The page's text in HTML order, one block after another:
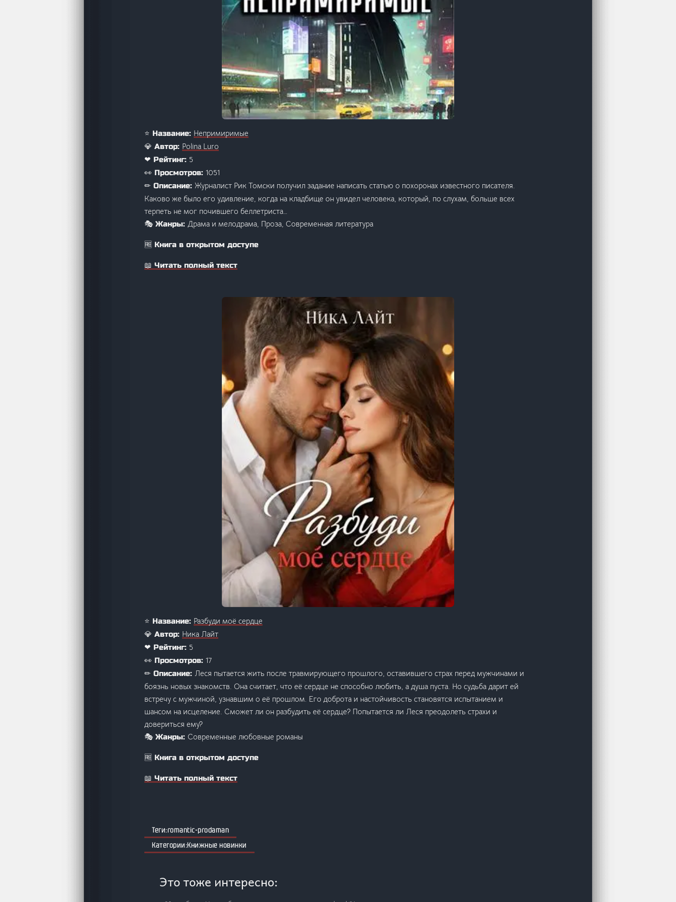
⭐ Название: Непримиримые
💎 Автор: Polina Luro
❤ Рейтинг: 5
👀 Просмотров: 1051
✏ Описание: Журналист Рик Томски получил задание написать статью о похоронах известного писателя.
Каково же было его удивление, когда на кладбище он увидел человека, который, по слухам, больше всех
терпеть не мог почившего беллетриста…
🎭 Жанры: Драма и мелодрама, Проза, Современная литература
🆓 Книга в открытом доступе
📖 Читать полный текст
⭐ Название: Разбуди моё сердце
💎 Автор: Ника Лайт
❤ Рейтинг: 5
👀 Просмотров: 17
✏ Описание: Леся пытается жить после травмирующего прошлого, оставившего страх перед мужчинами и
боязнь новых знакомств. Она считает, что её сердце не способно любить, а душа пуста. Но судьба дарит ей
встречу с мужчиной, узнавшим о её прошлом. Его доброта и настойчивость становятся испытанием и
шансом на исцеление. Сможет ли он разбудить её сердце? Попытается ли Леся преодолеть страхи и
довериться ему?
🎭 Жанры: Современные любовные романы
🆓 Книга в открытом доступе
📖 Читать полный текст
romantic-prodaman
Книжные новинки
Это тоже интересно: